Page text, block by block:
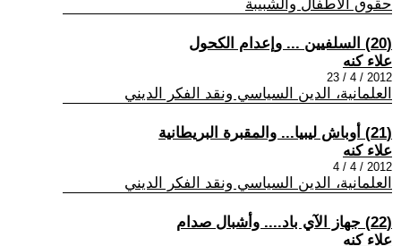
حقوق الاطفال والشبيبة
(20) السلفيين ... وإعدام الكحول
علاء كنه
2012 / 4 / 23
العلمانية، الدين السياسي ونقد الفكر الديني
(21) أوباش ليبيا... والمقبرة البريطانية
علاء كنه
2012 / 4 / 4
العلمانية، الدين السياسي ونقد الفكر الديني
(22) جهاز الآي باد.... وأشبال صدام
علاء كنه